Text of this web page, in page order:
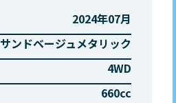
2024年07月
サンドベージュメタリック
4WD
660cc